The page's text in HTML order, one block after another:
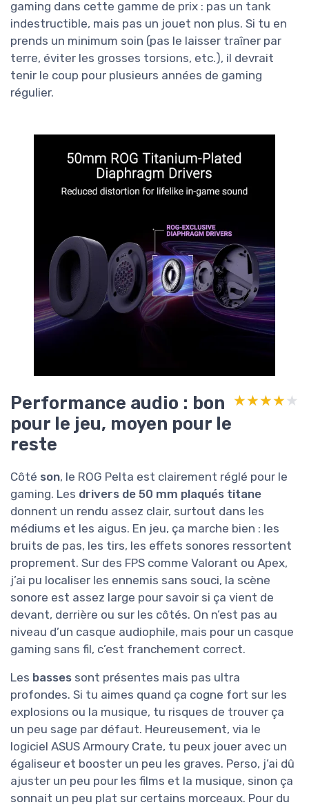
gaming dans cette gamme de prix : pas un tank
indestructible, mais pas un jouet non plus. Si tu en
prends un minimum soin (pas le laisser traîner par
terre, éviter les grosses torsions, etc.), il devrait
tenir le coup pour plusieurs années de gaming
régulier.
Performance audio : bon
pour le jeu, moyen pour le
reste
★★★★★
★★★★★
Côté son, le ROG Pelta est clairement réglé pour le
gaming. Les drivers de 50 mm plaqués titane
donnent un rendu assez clair, surtout dans les
médiums et les aigus. En jeu, ça marche bien : les
bruits de pas, les tirs, les effets sonores ressortent
proprement. Sur des FPS comme Valorant ou Apex,
j’ai pu localiser les ennemis sans souci, la scène
sonore est assez large pour savoir si ça vient de
devant, derrière ou sur les côtés. On n’est pas au
niveau d’un casque audiophile, mais pour un casque
gaming sans fil, c’est franchement correct.
Les basses sont présentes mais pas ultra
profondes. Si tu aimes quand ça cogne fort sur les
explosions ou la musique, tu risques de trouver ça
un peu sage par défaut. Heureusement, via le
logiciel ASUS Armoury Crate, tu peux jouer avec un
égaliseur et booster un peu les graves. Perso, j’ai dû
ajuster un peu pour les films et la musique, sinon ça
sonnait un peu plat sur certains morceaux. Pour du